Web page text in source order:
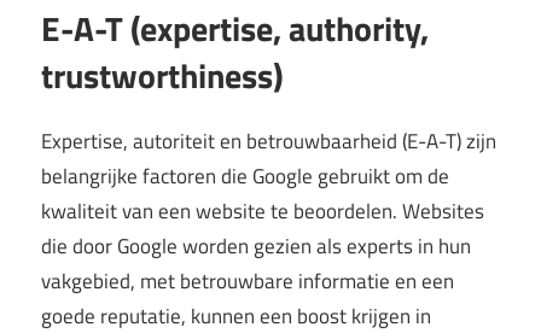
E-A-T (expertise, authority,
trustworthiness)
Expertise, autoriteit en betrouwbaarheid (E-A-T) zijn
belangrijke factoren die Google gebruikt om de
kwaliteit van een website te beoordelen. Websites
die door Google worden gezien als experts in hun
vakgebied, met betrouwbare informatie en een
goede reputatie, kunnen een boost krijgen in